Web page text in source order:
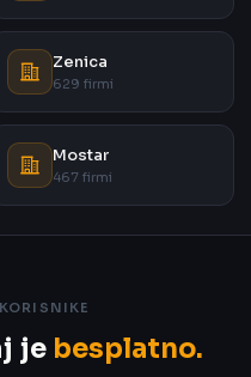
Zenica
629 firmi
Mostar
467 firmi
je besplatno.